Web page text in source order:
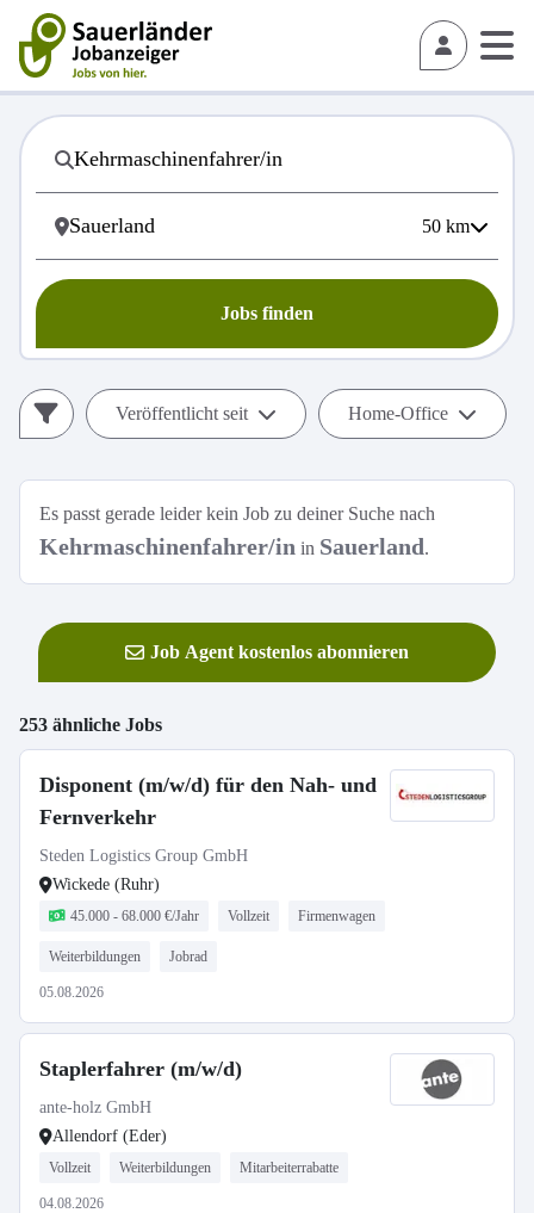
50 km
Jobs finden
Veröffentlicht seit Home-Office
Es passt gerade leider kein Job zu deiner Suche nach
Kehrmaschinenfahrer/in in Sauerland.
Job Agent kostenlos abonnieren
253 ähnliche Jobs
Disponent (m/w/d) für den Nah- und
Fernverkehr
Steden Logistics Group GmbH
Wickede (Ruhr)
45.000 - 68.000 €/Jahr Vollzeit Firmenwagen
Weiterbildungen Jobrad
05.08.2026
Staplerfahrer (m/w/d)
ante-holz GmbH
Allendorf (Eder)
Vollzeit Weiterbildungen Mitarbeiterrabatte
04.08.2026